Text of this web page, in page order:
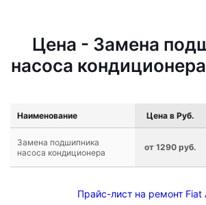
Цена - Замена
насоса
Наименование Цена в Руб.
Замена подшипника
насоса кондиционера
от 1290 руб.
Прайс-лист на ремонт Fiat